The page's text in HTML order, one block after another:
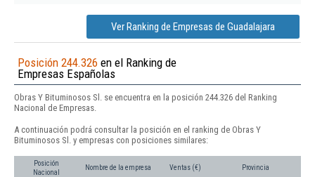
Ver Ranking de Empresas de Guadalajara
Posición 244.326 en el Ranking de
Empresas Españolas
Obras Y Bituminosos Sl. se encuentra en la posición 244.326 del Ranking
Nacional de Empresas.
A continuación podrá consultar la posición en el ranking de Obras Y
Bituminosos Sl. y empresas con posiciones similares:
Posición
Nacional
Nombre de la empresa Ventas (€) Provincia